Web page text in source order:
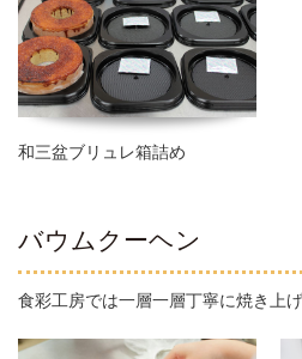
和三盆ブリュレ箱詰め
バウムクーヘン
食彩工房では一層一層丁寧に焼き上げ